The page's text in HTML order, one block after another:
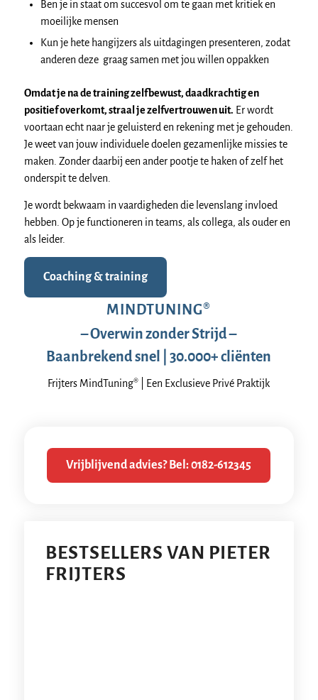
Ben je in staat om succesvol om te gaan met kritiek en
moeilijke mensen
Kun je hete hangijzers als uitdagingen presenteren, zodat
anderen deze graag samen met jou willen oppakken
Omdat je na de training zelfbewust, daadkrachtig en
positief overkomt, straal je zelfvertrouwen uit. Er wordt
voortaan echt naar je geluisterd en rekening met je gehouden.
Je weet van jouw individuele doelen gezamenlijke missies te
maken. Zonder daarbij een ander pootje te haken of zelf het
onderspit te delven.
Je wordt bekwaam in vaardigheden die levenslang invloed
hebben. Op je functioneren in teams, als collega, als ouder en
als leider.
Coaching & training
MINDTUNING®
– Overwin zonder Strijd –
Baanbrekend snel | 30.000+ cliënten
Frijters MindTuning® | Een Exclusieve Privé Praktijk
Vrijblijvend advies? Bel: 0182-612345
BESTSELLERS VAN PIETER
FRIJTERS